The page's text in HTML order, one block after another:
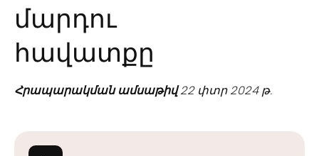
մարդու
հավատքը
Հրապարակման ամսաթիվ22 փտր 2024 թ.